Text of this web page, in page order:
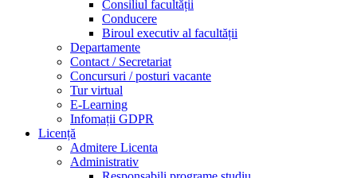
Consiliul facultății
Conducere
Biroul executiv al facultății
Departamente
Contact / Secretariat
Concursuri / posturi vacante
Tur virtual
E-Learning
Infomații GDPR
Licență
Admitere Licenta
Administrativ